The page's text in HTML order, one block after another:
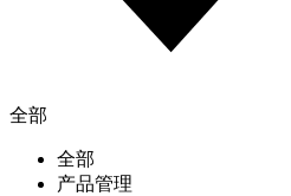
全部
全部
产品管理